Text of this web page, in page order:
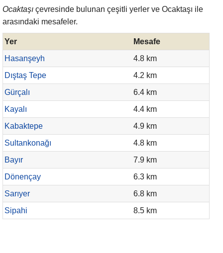
Ocaktaşı çevresinde bulunan çeşitli yerler ve Ocaktaşı ile
arasındaki mesafeler.
Yer
Mesafe
Hasanşeyh
4.8 km
Dıştaş Tepe
4.2 km
Gürçalı
6.4 km
Kayalı
4.4 km
Kabaktepe
4.9 km
Sultankonağı
4.8 km
Bayır
7.9 km
Dönençay
6.3 km
Sarıyer
6.8 km
Sipahi
8.5 km